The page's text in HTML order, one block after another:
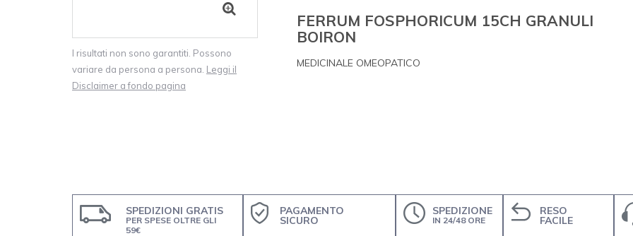
I risultati non sono garantiti. Possono
variare da persona a persona. Leggi il
Disclaimer a fondo pagina
FERRUM FOSPHORICUM 15CH GRANULI
BOIRON
MEDICINALE OMEOPATICO
SPEDIZIONI GRATIS
PER SPESE OLTRE GLI
59€
PAGAMENTO
SICURO
SPEDIZIONE
IN 24/48 ORE
RESO
FACILE